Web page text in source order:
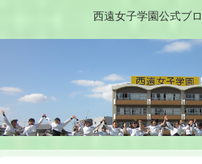
西遠女子学園公式ブ